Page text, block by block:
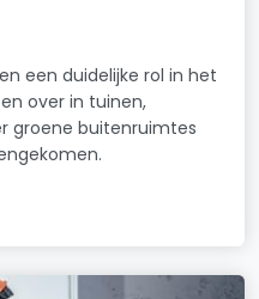
een duidelijke rol in het
over in tuinen,
groene buitenruimtes